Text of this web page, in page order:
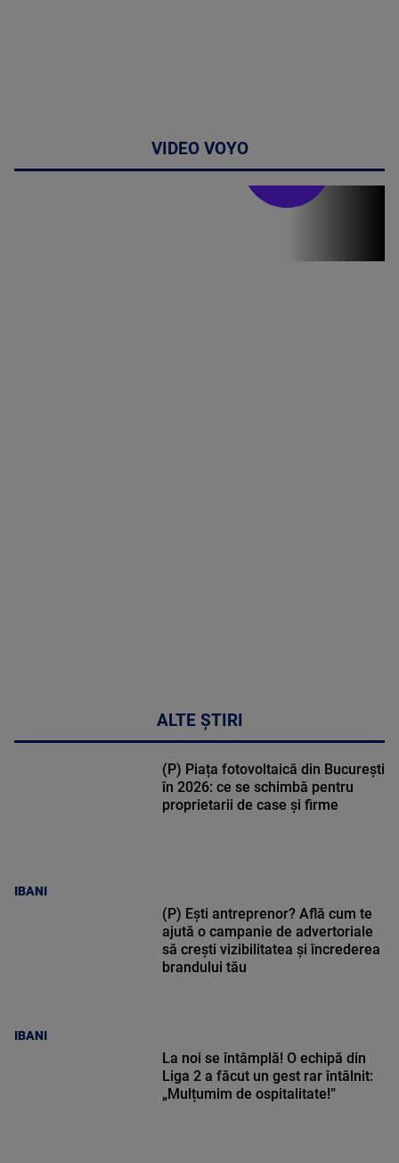
VIDEO VOYO
Stirile PRO TV
ALTE ȘTIRI
IBANI
(P) Piața fotovoltaică din București
în 2026: ce se schimbă pentru
proprietarii de case și firme
IBANI
(P) Ești antreprenor? Află cum te
ajută o campanie de advertoriale
să crești vizibilitatea și încrederea
brandului tău
La noi se întâmplă! O echipă din
Liga 2 a făcut un gest rar întâlnit:
„Mulțumim de ospitalitate!”